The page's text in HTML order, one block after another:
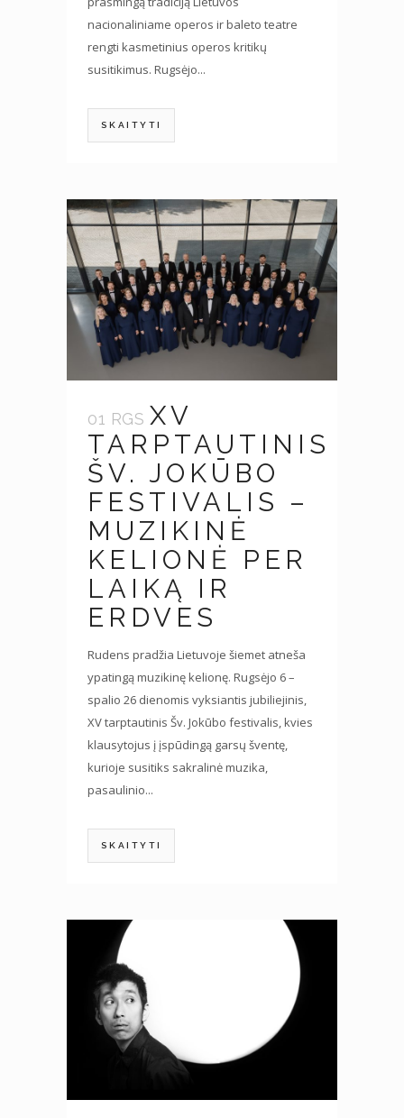
nacionaliniame operos ir baleto teatre
rengti kasmetinius operos kritikų
susitikimus. Rugsėjo...
SKAITYTI
01 RGS XV
TARPTAUTINIS
ŠV. JOKŪBO
FESTIVALIS –
MUZIKINĖ
KELIONĖ PER
LAIKĄ IR
ERDVES
Rudens pradžia Lietuvoje šiemet atneša
ypatingą muzikinę kelionę. Rugsėjo 6 –
spalio 26 dienomis vyksiantis jubiliejinis,
XV tarptautinis Šv. Jokūbo festivalis, kvies
klausytojus į įspūdingą garsų šventę,
kurioje susitiks sakralinė muzika,
pasaulinio...
SKAITYTI